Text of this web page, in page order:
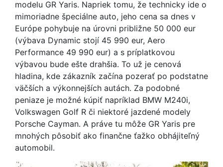
modelu GR Yaris. Napriek tomu, že technicky ide o
mimoriadne špeciálne auto, jeho cena sa dnes v
Európe pohybuje na úrovni približne 50 000 eur
(výbava Dynamic stojí 45 990 eur, Aero
Performance 49 990 eur) a s príplatkovou
výbavou bude ešte drahšia. To už je cenová
hladina, kde zákazník začína pozerať po podstatne
väčších a výkonnejších autách. Za podobné
peniaze je možné kúpiť napríklad BMW M240i,
Volkswagen Golf R či niektoré jazdené modely
Porsche Cayman. A práve tu môže GR Yaris pre
mnohých pôsobiť ako finančne ťažko obhájiteľný
automobil.